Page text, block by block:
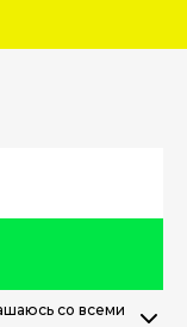
со всеми